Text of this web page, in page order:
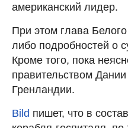
американский лидер.
При этом глава
либо подробностей о
Кроме того, пока
правительством
Гренландии.
Bild пишет, что в